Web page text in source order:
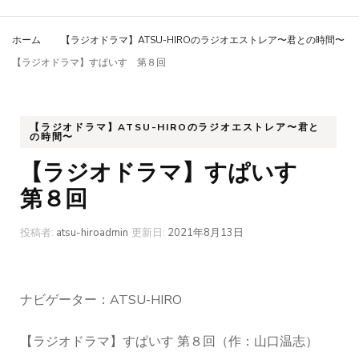
ホーム
【ラジオドラマ】ATSU-HIROのラジオエストレア〜君との時間〜
【ラジオドラマ】すぱいす 第８回
【ラジオドラマ】ATSU-HIROのラジオエストレア〜君と
の時間〜
【ラジオドラマ】すぱいす
第８回
投稿者: atsu-hiroadmin 更新日: 2021年8月13日
ナビゲーター：ATSU-HIRO
【ラジオドラマ】すぱいす 第８回（作：山口温志）